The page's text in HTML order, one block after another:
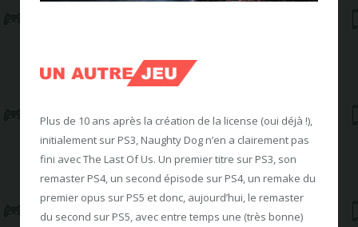
Plus de 10 ans après la création de la license (oui déjà !),
initialement sur PS3, Naughty Dog n’en a clairement pas
fini avec The Last Of Us. Un premier titre sur PS3, son
remaster PS4, un second épisode sur PS4, un remake du
premier opus sur PS5 et donc, aujourd’hui, le remaster
du second sur PS5, avec entre temps une (très bonne)